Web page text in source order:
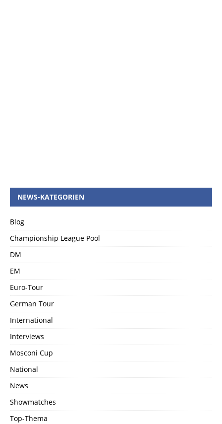
NEWS-KATEGORIEN
Blog
Championship League Pool
DM
EM
Euro-Tour
German Tour
International
Interviews
Mosconi Cup
National
News
Showmatches
Top-Thema